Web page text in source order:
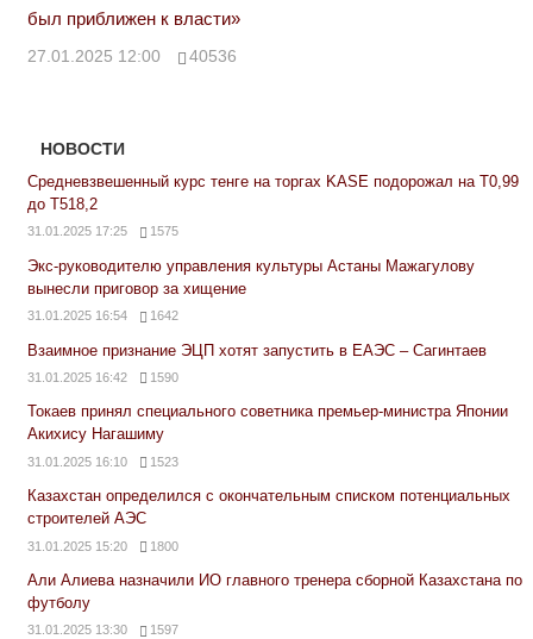
был приближен к власти»
27.01.2025 12:00 40536
НОВОСТИ
Средневзвешенный курс тенге на торгах KASE подорожал на Т0,99
до Т518,2
31.01.2025 17:25 1575
Экс-руководителю управления культуры Астаны Мажагулову
вынесли приговор за хищение
31.01.2025 16:54 1642
Взаимное признание ЭЦП хотят запустить в ЕАЭС – Сагинтаев
31.01.2025 16:42 1590
Токаев принял специального советника премьер-министра Японии
Акихису Нагашиму
31.01.2025 16:10 1523
Казахстан определился с окончательным списком потенциальных
строителей АЭС
31.01.2025 15:20 1800
Али Алиева назначили ИО главного тренера сборной Казахстана по
футболу
31.01.2025 13:30 1597